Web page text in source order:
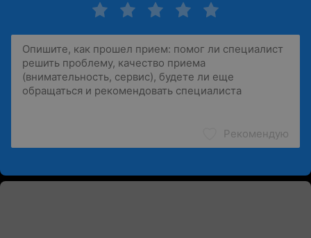
Рекомендую